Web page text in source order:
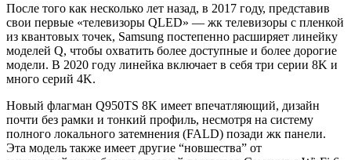
После того как несколько лет назад, в 2017 году, представив
свои первые «телевизоры QLED» — жк телевизоры с пленкой
из квантовых точек, Samsung постепенно расширяет линейку
моделей Q, чтобы охватить более доступные и более дорогие
модели. В 2020 году линейка включает в себя три серии 8K и
много серий 4K.
Новый флагман Q950TS 8K имеет впечатляющий, дизайн
почти без рамки и тонкий профиль, несмотря на систему
полного локального затемнения (FALD) позади жк панели.
Эта модель также имеет другие “новшества” от